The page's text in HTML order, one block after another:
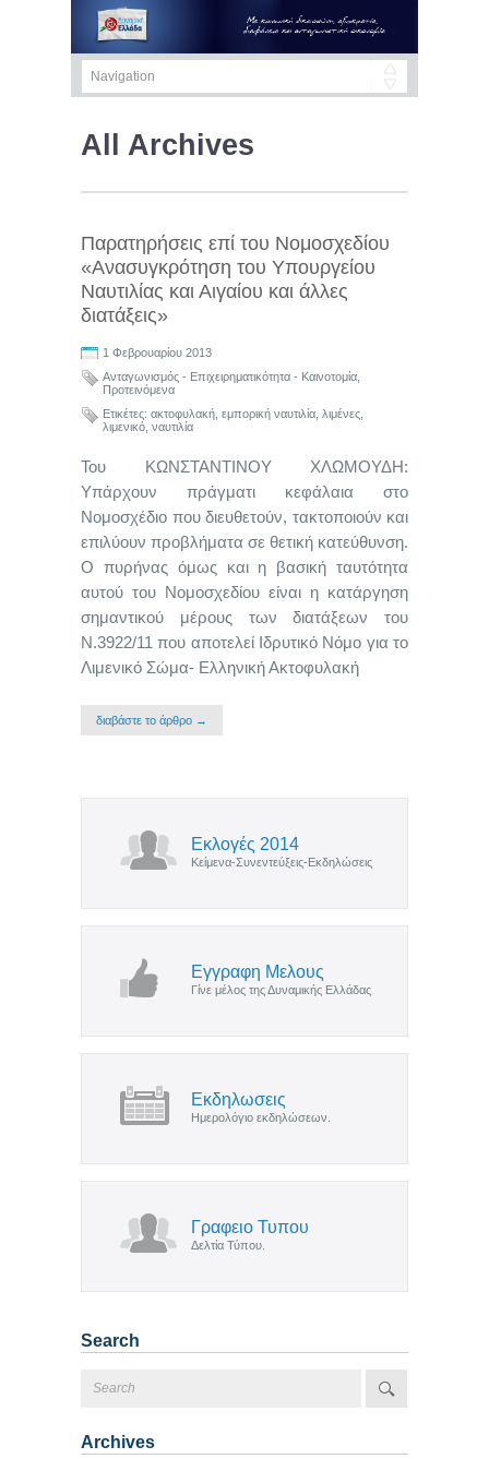
All Archives
Παρατηρήσεις επί του Νομοσχεδίου
«Ανασυγκρότηση του Υπουργείου
Ναυτιλίας και Αιγαίου και άλλες
διατάξεις»
1 Φεβρουαρίου 2013
Ανταγωνισμός - Επιχειρηματικότητα - Καινοτομία
Προτεινόμενα
Ετικέτες: ακτοφυλακή εμπορική ναυτιλία λιμένες
λιμενικό ναυτιλία
Του ΚΩΝΣΤΑΝΤΙΝΟΥ ΧΛΩΜΟΥΔΗ:
Υπάρχουν πράγματι κεφάλαια στο
Νομοσχέδιο που διευθετούν, τακτοποιούν και
επιλύουν προβλήματα σε θετική κατεύθυνση.
Ο πυρήνας όμως και η βασική ταυτότητα
αυτού του Νομοσχεδίου είναι η κατάργηση
σημαντικού μέρους των διατάξεων του
Ν.3922/11 που αποτελεί Ιδρυτικό Νόμο για το
Λιμενικό Σώμα- Ελληνική Ακτοφυλακή
διαβάστε το άρθρο →
Εκλογές 2014
Κείμενα-Συνεντεύξεις-Εκδηλώσεις
Εγγραφη Μελους
Γίνε μέλος της Δυναμικής Ελλάδας
Εκδηλωσεις
Ημερολόγιο εκδηλώσεων.
Γραφειο Τυπου
Δελτία Τύπου.
Search
Archives